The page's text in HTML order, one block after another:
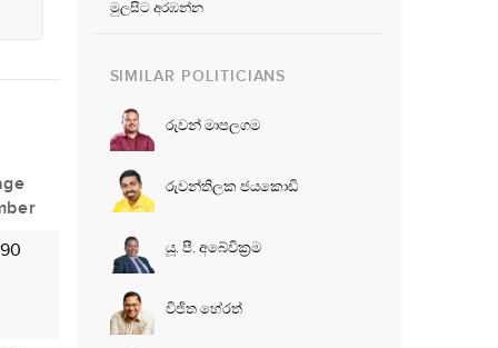
මුලසිට අරඹන්න
SIMILAR POLITICIANS
රුවන් මාපලගම
රුවන්තිලක ජයකොඩි
යූ. පී. අබේවික්‍රම
විජිත හේරත්